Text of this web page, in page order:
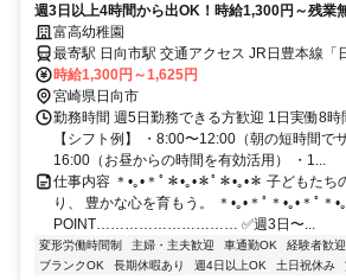
週3日以上4時間から出OK！時給1,300円～残業
切に働ける保育士
富高幼稚園
最寄駅 日向市駅 交通アクセス JR日豊本線「日向市駅」より徒歩6分
✓車通勤OK ✓バイク通勤OK
時給1,300円～1,625円
宮崎県日向市
勤務時間 週5日勤務できる方歓迎 1日実働8時
【シフト例】 ・8:00〜12:00（朝の短時間で
16:00（お昼からの時間を有効活用） ・1...
仕事内容 ＊•｡•＊ﾟ＊•｡•＊ﾟ＊•｡•＊ 子どもた
り、 豊かな心を育もう。 ＊•｡•＊ﾟ＊•｡•＊ﾟ＊
POINT………………………… ✅週3日〜...
変形労働時間制 主婦・主夫歓迎 車通勤OK 経験者歓迎
ブランクOK
長期休暇あり 週4日以上OK 土日祝休み